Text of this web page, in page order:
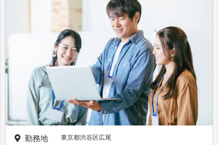
勤務地 東京都渋谷区広尾